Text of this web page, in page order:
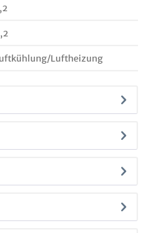
Luftheizung